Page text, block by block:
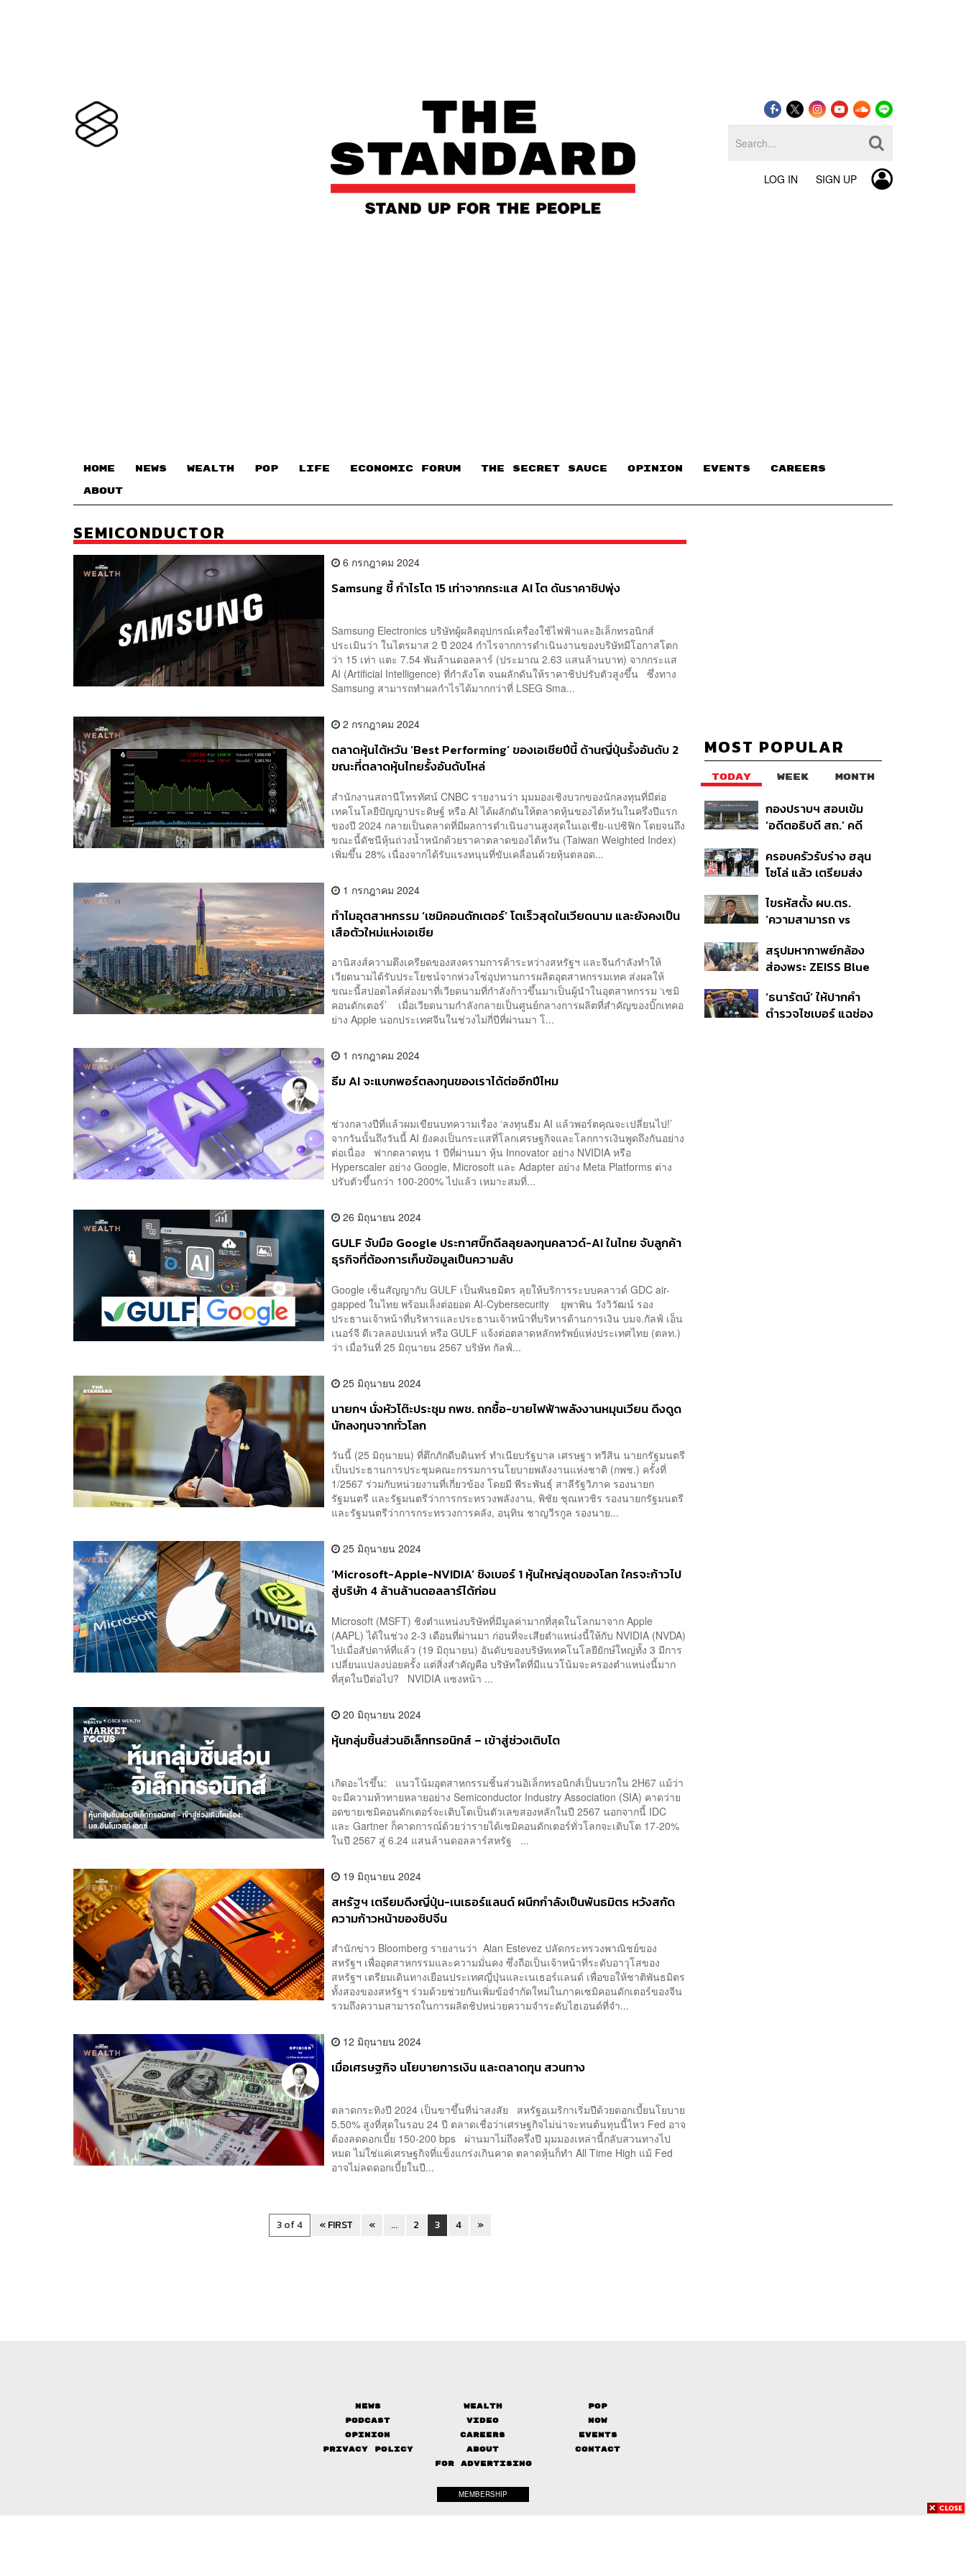
LOG IN SIGN UP
HOME NEWS WEALTH POP LIFE ECONOMIC FORUM THE SECRET SAUCE​ OPINION EVENTS CAREERS
ABOUT
SEMICONDUCTOR
6 กรกฎาคม 2024
Samsung ชี้ กำไรโต 15 เท่าจากกระแส AI โต ดันราคาชิปพุ่ง
Samsung Electronics บริษัทผู้ผลิตอุปกรณ์เครื่องใช้ไฟฟ้าและอิเล็กทรอนิกส์
ประเมินว่า ในไตรมาส 2 ปี 2024 กำไรจากการดำเนินงานของบริษัทมีโอกาสโตก
ว่า 15 เท่า แตะ 7.54 พันล้านดอลลาร์ (ประมาณ 2.63 แสนล้านบาท) จากกระแส
AI (Artificial Intelligence) ที่กำลังโต จนผลักดันให้ราคาชิปปรับตัวสูงขึ้น ซึ่งทาง
Samsung สามารถทำผลกำไรได้มากกว่าที่ LSEG Sma...
2 กรกฎาคม 2024
ตลาดหุ้นไต้หวัน ‘Best Performing’ ของเอเชียปีนี้ ด้านญี่ปุ่นรั้งอันดับ 2
ขณะที่ตลาดหุ้นไทยรั้งอันดับโหล่
สำนักงานสถานีโทรทัศน์ CNBC รายงานว่า มุมมองเชิงบวกของนักลงทุนที่มีต่อ
เทคโนโลยีปัญญาประดิษฐ์ หรือ AI ได้ผลักดันให้ตลาดหุ้นของไต้หวันในครึ่งปีแรก
ของปี 2024 กลายเป็นตลาดที่มีผลการดำเนินงานสูงสุดในเอเชีย-แปซิฟิก โดยจนถึง
ขณะนี้ดัชนีหุ้นถ่วงน้ำหนักด้วยราคาตลาดของไต้หวัน (Taiwan Weighted Index)
เพิ่มขึ้น 28% เนื่องจากได้รับแรงหนุนที่ขับเคลื่อนด้วยหุ้นตลอด...
1 กรกฎาคม 2024
ทำไมอุตสาหกรรม ‘เซมิคอนดักเตอร์’ โตเร็วสุดในเวียดนาม และยังคงเป็น
เสือตัวใหม่แห่งเอเชีย
อานิสงส์ความตึงเครียดของสงครามการค้าระหว่างสหรัฐฯ และจีนกำลังทำให้
เวียดนามได้รับประโยชน์จากห่วงโซ่อุปทานการผลิตอุตสาหกรรมเทค ส่งผลให้
ขณะนี้สปอตไลต์ส่องมาที่เวียดนามที่กำลังก้าวขึ้นมาเป็นผู้นำในอุตสาหกรรม ‘เซมิ
คอนดักเตอร์’ เมื่อเวียดนามกำลังกลายเป็นศูนย์กลางการผลิตที่สำคัญของบิ๊กเทคอ
ย่าง Apple นอกประเทศจีนในช่วงไม่กี่ปีที่ผ่านมา โ...
1 กรกฎาคม 2024
ธีม AI จะแบกพอร์ตลงทุนของเราได้ต่ออีกปีไหม
ช่วงกลางปีที่แล้วผมเขียนบทความเรื่อง ‘ลงทุนธีม AI แล้วพอร์ตคุณจะเปลี่ยนไป!’
จากวันนั้นถึงวันนี้ AI ยังคงเป็นกระแสที่โลกเศรษฐกิจและโลกการเงินพูดถึงกันอย่าง
ต่อเนื่อง ฟากตลาดทุน 1 ปีที่ผ่านมา หุ้น Innovator อย่าง NVIDIA หรือ
Hyperscaler อย่าง Google, Microsoft และ Adapter อย่าง Meta Platforms ต่าง
ปรับตัวขึ้นกว่า 100-200% ไปแล้ว เหมาะสมที่...
26 มิถุนายน 2024
GULF จับมือ Google ประกาศบิ๊กดีลลุยลงทุนคลาวด์-AI ในไทย จับลูกค้า
ธุรกิจที่ต้องการเก็บข้อมูลเป็นความลับ
Google เซ็นสัญญากับ GULF เป็นพันธมิตร ลุยให้บริการระบบคลาวด์ GDC air-
gapped ในไทย พร้อมเล็งต่อยอด AI-Cybersecurity ยุพาพิน วังวิวัฒน์ รอง
ประธานเจ้าหน้าที่บริหารและประธานเจ้าหน้าที่บริหารด้านการเงิน บมจ.กัลฟ์ เอ็น
เนอร์จี ดีเวลลอปเมนท์ หรือ GULF แจ้งต่อตลาดหลักทรัพย์แห่งประเทศไทย (ตลท.)
ว่า เมื่อวันที่ 25 มิถุนายน 2567 บริษัท กัลฟ์...
25 มิถุนายน 2024
นายกฯ นั่งหัวโต๊ะประชุม กพช. ถกซื้อ-ขายไฟฟ้าพลังงานหมุนเวียน ดึงดูด
นักลงทุนจากทั่วโลก
วันนี้ (25 มิถุนายน) ที่ตึกภักดีบดินทร์ ทำเนียบรัฐบาล เศรษฐา ทวีสิน นายกรัฐมนตรี
เป็นประธานการประชุมคณะกรรมการนโยบายพลังงานแห่งชาติ (กพช.) ครั้งที่
1/2567 ร่วมกับหน่วยงานที่เกี่ยวข้อง โดยมี พีระพันธุ์ สาลีรัฐวิภาค รองนายก
รัฐมนตรี และรัฐมนตรีว่าการกระทรวงพลังงาน, พิชัย ชุณหวชิร รองนายกรัฐมนตรี
และรัฐมนตรีว่าการกระทรวงการคลัง, อนุทิน ชาญวีรกูล รองนาย...
25 มิถุนายน 2024
‘Microsoft-Apple-NVIDIA’ ชิงเบอร์ 1 หุ้นใหญ่สุดของโลก ใครจะก้าวไป
สู่บริษัท 4 ล้านล้านดอลลาร์ได้ก่อน
Microsoft (MSFT) ชิงตำแหน่งบริษัทที่มีมูลค่ามากที่สุดในโลกมาจาก Apple
(AAPL) ได้ในช่วง 2-3 เดือนที่ผ่านมา ก่อนที่จะเสียตำแหน่งนี้ให้กับ NVIDIA (NVDA)
ไปเมื่อสัปดาห์ที่แล้ว (19 มิถุนายน) อันดับของบริษัทเทคโนโลยียักษ์ใหญ่ทั้ง 3 มีการ
เปลี่ยนแปลงบ่อยครั้ง แต่สิ่งสำคัญคือ บริษัทใดที่มีแนวโน้มจะครองตำแหน่งนี้มาก
ที่สุดในปีต่อไป? NVIDIA แซงหน้า ...
20 มิถุนายน 2024
หุ้นกลุ่มชิ้นส่วนอิเล็กทรอนิกส์ – เข้าสู่ช่วงเติบโต
เกิดอะไรขึ้น: แนวโน้มอุตสาหกรรมชิ้นส่วนอิเล็กทรอนิกส์เป็นบวกใน 2H67 แม้ว่า
จะมีความท้าทายหลายอย่าง Semiconductor Industry Association (SIA) คาดว่าย
อดขายเซมิคอนดักเตอร์จะเติบโตเป็นตัวเลขสองหลักในปี 2567 นอกจากนี้ IDC
และ Gartner ก็คาดการณ์ด้วยว่ารายได้เซมิคอนดักเตอร์ทั่วโลกจะเติบโต 17-20%
ในปี 2567 สู่ 6.24 แสนล้านดอลลาร์สหรัฐ ...
19 มิถุนายน 2024
สหรัฐฯ เตรียมดึงญี่ปุ่น-เนเธอร์แลนด์ ผนึกกำลังเป็นพันธมิตร หวังสกัด
ความก้าวหน้าของชิปจีน
สำนักข่าว Bloomberg รายงานว่า Alan Estevez ปลัดกระทรวงพาณิชย์ของ
สหรัฐฯ เพื่ออุตสาหกรรมและความมั่นคง ซึ่งถือเป็นเจ้าหน้าที่ระดับอาวุโสของ
สหรัฐฯ เตรียมเดินทางเยือนประเทศญี่ปุ่นและเนเธอร์แลนด์ เพื่อขอให้ชาติพันธมิตร
ทั้งสองของสหรัฐฯ ร่วมด้วยช่วยกันเพิ่มข้อจำกัดใหม่ในภาคเซมิคอนดักเตอร์ของจีน
รวมถึงความสามารถในการผลิตชิปหน่วยความจำระดับไฮเอนด์ที่จำ...
12 มิถุนายน 2024
เมื่อเศรษฐกิจ นโยบายการเงิน และตลาดทุน สวนทาง
ตลาดกระทิงปี 2024 เป็นขาขึ้นที่น่าสงสัย สหรัฐอเมริกาเริ่มปีด้วยดอกเบี้ยนโยบาย
5.50% สูงที่สุดในรอบ 24 ปี ตลาดเชื่อว่าเศรษฐกิจไม่น่าจะทนต้นทุนนี้ไหว Fed อาจ
ต้องลดดอกเบี้ย 150-200 bps ผ่านมาไม่ถึงครึ่งปี มุมมองเหล่านี้กลับสวนทางไป
หมด ไม่ใช่แค่เศรษฐกิจที่แข็งแกร่งเกินคาด ตลาดหุ้นก็ทำ All Time High แม้ Fed
อาจไม่ลดดอกเบี้ยในปี...
3 of 4 « FIRST « ... 2 3 4 »
MOST POPULAR
TODAY WEEK MONTH
กองปราบฯ สอบเข้ม
‘อดีตอธิบดี สถ.’ คดี
6 ข้อหาหนัก จ่อชง
ป.ป.ช. 12 ส.ค. นี้
ครอบครัวรับร่าง ฮลุน
โซโล่ แล้ว เตรียมส่ง
เสียชีวิต
ไขรหัสตั้ง ผบ.ตร.
‘ความสามารถ vs
ปฏิรูปสีกากี กับ
พล.ต.อ. เอก อังสนา
สรุปมหากาพย์กล้อง
ส่องพระ ZEISS Blue
ผลิต 8.3 ล้าน สู่ข้อ
พิพาท ‘มาเวลล์ฯ’ ฟ้อง
‘ธนารัตน์’ ให้ปากคำ
ตำรวจไซเบอร์ แฉช่อง
News Wealth
Pop
Podcast
Video
Now
Opinion
Careers
Events
Privacy Policy
About
Contact
FOR ADVERTISING
MEMBERSHIP